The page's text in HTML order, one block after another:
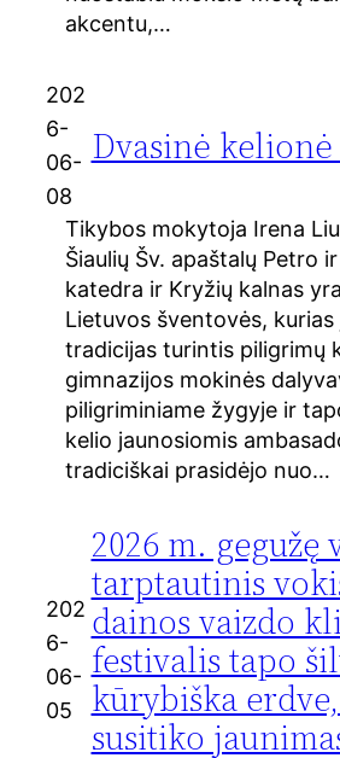
akcentu,…
202
6-
06-
08
Dvasinė
Tikybos mokytoja Irena
Šiaulių Šv. apaštalų Petro
katedra ir Kryžių kalnas
Lietuvos šventovės, kurias
tradicijas turintis piligrimų
gimnazijos mokinės
piligriminiame žygyje ir
kelio jaunosiomis
tradiciškai prasidėjo nuo…
202
6-
06-
05
2026 m. gegužę
tarptautinis
dainos vaizdo
festivalis tapo
kūrybiška
susitiko